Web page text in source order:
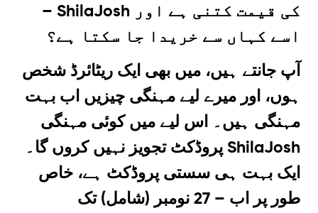
– ShilaJosh کی قیمت کتنی ہے اور
اسے کہاں سے خریدا جا سکتا ہے؟
آپ جانتے ہیں، میں بھی ایک ریٹائرڈ شخص
ہوں، اور میرے لیے مہنگی چیزیں اب بہت
مہنگی ہیں۔ اس لیے میں کوئی مہنگی
پروڈکٹ تجویز نہیں کروں گا۔ ShilaJosh
ایک بہت ہی سستی پروڈکٹ ہے، خاص
طور پر اب – 27 نومبر
(شامل) تک